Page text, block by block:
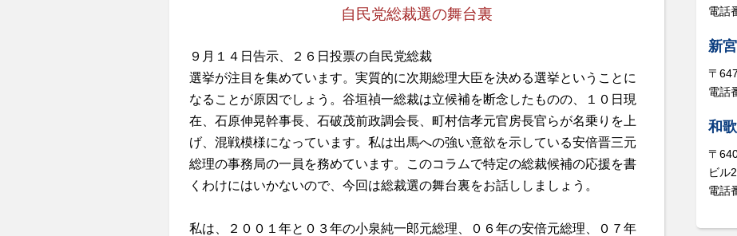
自民党総裁選の舞台裏
９月１４日告示、２６日投票の自民党総裁
選挙が注目を集めています。実質的に次期総理大臣を決める選挙ということに
なることが原因でしょう。谷垣禎一総裁は立候補を断念したものの、１０日現
在、石原伸晃幹事長、石破茂前政調会長、町村信孝元官房長官らが名乗りを上
げ、混戦模様になっています。私は出馬への強い意欲を示している安倍晋三元
総理の事務局の一員を務めています。このコラムで特定の総裁候補の応援を書
くわけにはいかないので、今回は総裁選の舞台裏をお話ししましょう。
私は、２００１年と０３年の小泉純一郎元総理、０６年の安倍元総理、０７年
電話
新
〒
電話
和
〒
ビル2
電話